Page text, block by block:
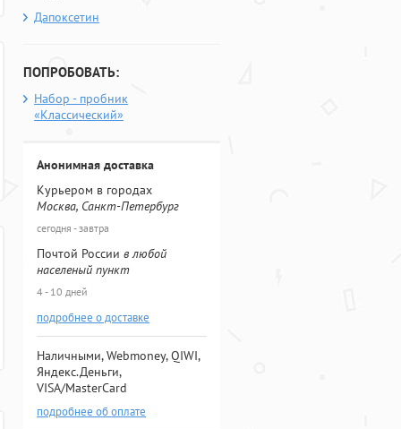
Дапоксетин
ПОПРОБОВАТЬ:
Набор - пробник
«Классический»
Анонимная доставка
Курьером в городах
Москва, Санкт-Петербург
сегодня - завтра
Почтой России в любой
населеный пункт
4 - 10 дней
подробнее о доставке
Наличными, Webmoney, QIWI,
Яндекс.Деньги,
VISA/MasterCard
подробнее об оплате